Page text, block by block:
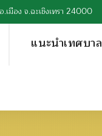
มือง จ.ฉะเชิงเทรา 24000
แนะนำเทศบาล